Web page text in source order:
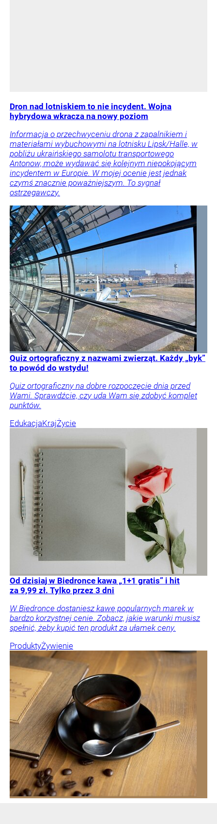
Dron nad lotniskiem to nie incydent. Wojna
hybrydowa wkracza na nowy poziom
Informacja o przechwyceniu drona z zapalnikiem i
materiałami wybuchowymi na lotnisku Lipsk/Halle, w
pobliżu ukraińskiego samolotu transportowego
Antonow, może wydawać się kolejnym niepokojącym
incydentem w Europie. W mojej ocenie jest jednak
czymś znacznie poważniejszym. To sygnał
ostrzegawczy.
Quiz ortograficzny z nazwami zwierząt. Każdy „byk”
to powód do wstydu!
Quiz ortograficzny na dobre rozpoczęcie dnia przed
Wami. Sprawdźcie, czy uda Wam się zdobyć komplet
punktów.
EdukacjaKrajŻycie
Od dzisiaj w Biedronce kawa „1+1 gratis” i hit
za 9,99 zł. Tylko przez 3 dni
W Biedronce dostaniesz kawę popularnych marek w
bardzo korzystnej cenie. Zobacz, jakie warunki musisz
spełnić, żeby kupić ten produkt za ułamek ceny.
ProduktyŻywienie